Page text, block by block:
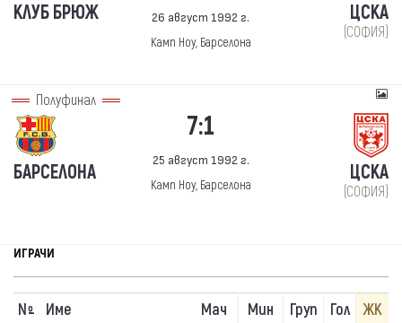
КЛУБ БРЮЖ 26 август 1992 г.
Камп Ноу, Барселона
ЦСКА
(СОФИЯ)
Полуфинал
БАРСЕЛОНА
7:1
25 август 1992 г.
Камп Ноу, Барселона
ЦСКА
(СОФИЯ)
ИГРАЧИ
Nº Име Мач Мин Груп Гол
ЖК